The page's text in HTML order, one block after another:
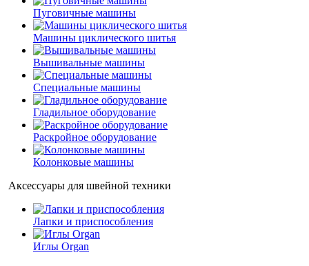
Пуговичные машины
Машины циклического шитья
Вышивальные машины
Специальные машины
Гладильное оборудование
Раскройное оборудование
Колонковые машины
Аксессуары для швейной техники
Лапки и приспособления
Иглы Organ